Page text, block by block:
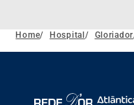
Home/ Hospital / Gloriador